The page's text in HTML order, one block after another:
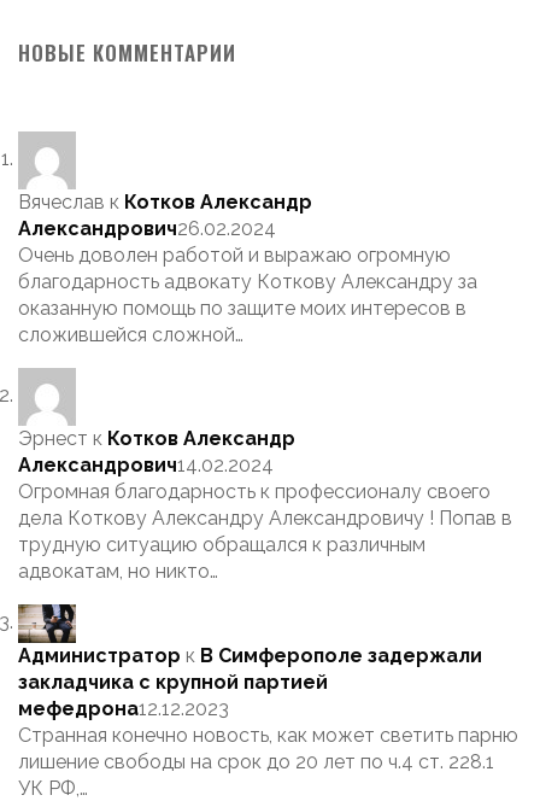
НОВЫЕ КОММЕНТАРИИ
Вячеслав к Котков Александр
Александрович26.02.2024
Очень доволен работой и выражаю огромную
благодарность адвокату Коткову Александру за
оказанную помощь по защите моих интересов в
сложившейся сложной…
Эрнест к Котков Александр
Александрович14.02.2024
Огромная благодарность к профессионалу своего
дела Коткову Александру Александровичу ! Попав в
трудную ситуацию обращался к различным
адвокатам, но никто…
Администратор к В Симферополе задержали
закладчика с крупной партией
мефедрона12.12.2023
Странная конечно новость, как может светить парню
лишение свободы на срок до 20 лет по ч.4 ст. 228.1
УК РФ,…